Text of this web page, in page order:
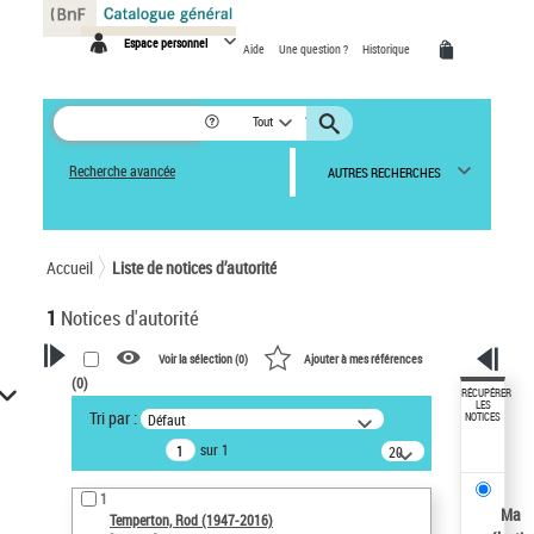
Espace personnel Aide Une question ? Historique
Tout
Recherche avancée AUTRES RECHERCHES
Accueil Liste de notices d’autorité
1 Notices d'autorité
VOTRE RECHERCHE
Recherche avancée dans les
notices d’autorité
Œuvres liées à l'auteur :
Temperton, Rod (1947-2016)
Voir la sélection (0) Ajouter à mes références
(0)
Tri par : Défaut
sur 1
20
résultats/page
1
Temperton, Rod (1947-2016)
RÉCUPÉRER
LES
NOTICES
Ma
Panneau de gestion des cookies